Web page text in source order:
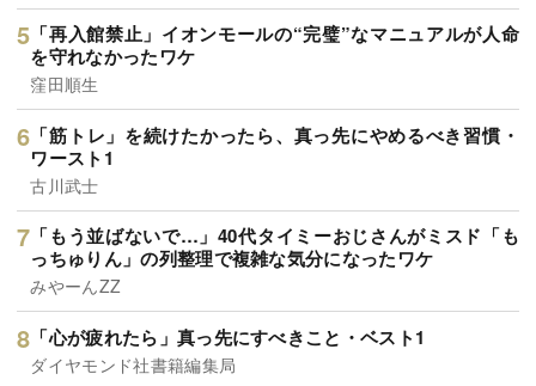
「再入館禁止」イオンモールの“完璧”なマニュアルが人命
を守れなかったワケ
窪田順生
「筋トレ」を続けたかったら、真っ先にやめるべき習慣・
ワースト1
古川武士
「もう並ばないで…」40代タイミーおじさんがミスド「も
っちゅりん」の列整理で複雑な気分になったワケ
みやーんZZ
「心が疲れたら」真っ先にすべきこと・ベスト1
ダイヤモンド社書籍編集局